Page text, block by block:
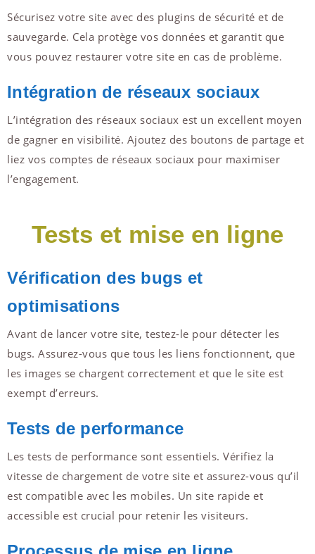
Sécurisez votre site avec des plugins de sécurité et de
sauvegarde. Cela protège vos données et garantit que
vous pouvez restaurer votre site en cas de problème.
Intégration de réseaux sociaux
L’intégration des réseaux sociaux est un excellent moyen
de gagner en visibilité. Ajoutez des boutons de partage et
liez vos comptes de réseaux sociaux pour maximiser
l’engagement.
Tests et mise en ligne
Vérification des bugs et
optimisations
Avant de lancer votre site, testez-le pour détecter les
bugs. Assurez-vous que tous les liens fonctionnent, que
les images se chargent correctement et que le site est
exempt d’erreurs.
Tests de performance
Les tests de performance sont essentiels. Vérifiez la
vitesse de chargement de votre site et assurez-vous qu’il
est compatible avec les mobiles. Un site rapide et
accessible est crucial pour retenir les visiteurs.